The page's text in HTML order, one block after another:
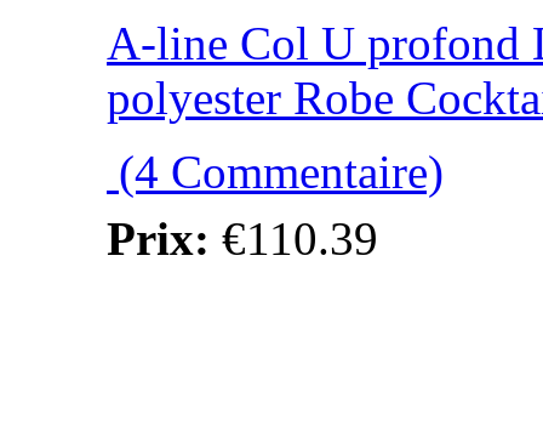
A-line Col U profond
polyester Robe
(4 Commentaire)
Prix: €110.39